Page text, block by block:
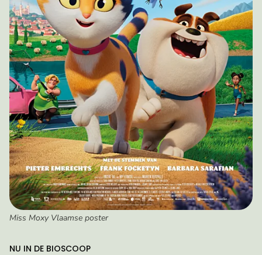
Miss Moxy Vlaamse poster
NU IN DE BIOSCOOP: